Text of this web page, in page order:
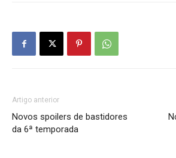
Artigo anterior
Novos spoilers de bastidores
da 6ª temporada